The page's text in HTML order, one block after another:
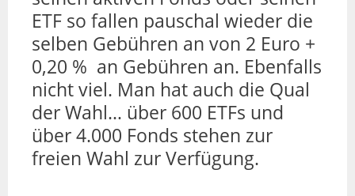
ETF so fallen pauschal wieder die
selben Gebühren an von 2 Euro +
0,20 % an Gebühren an. Ebenfalls
nicht viel. Man hat auch die Qual
der Wahl… über 600 ETFs und
über 4.000 Fonds stehen zur
freien Wahl zur Verfügung.